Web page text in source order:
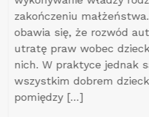
zakończeniu
obawia się, że rozwód
utratę praw wobec
nich. W praktyce jednak
wszystkim dobrem
pomiędzy […]